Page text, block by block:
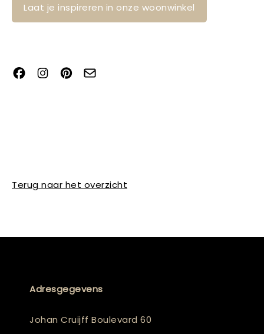
Laat je inspireren in onze woonwinkel
Terug naar het overzicht
Adresgegevens
Johan Cruijff Boulevard 60